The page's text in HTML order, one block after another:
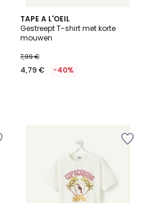
TAPE A L'OEIL
Gestreept T-shirt met korte
mouwen
7,99 €
4,79 € -40%